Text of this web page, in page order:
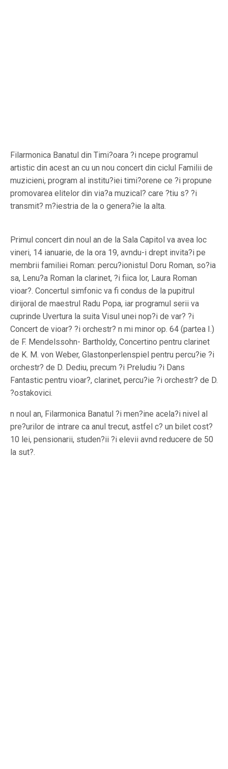
Filarmonica Banatul din Timi?oara ?i ncepe programul
artistic din acest an cu un nou concert din ciclul Familii de
muzicieni, program al institu?iei timi?orene ce ?i propune
promovarea elitelor din via?a muzical? care ?tiu s? ?i
transmit? m?iestria de la o genera?ie la alta.
Primul concert din noul an de la Sala Capitol va avea loc
vineri, 14 ianuarie, de la ora 19, avndu-i drept invita?i pe
membrii familiei Roman: percu?ionistul Doru Roman, so?ia
sa, Lenu?a Roman la clarinet, ?i fiica lor, Laura Roman
vioar?. Concertul simfonic va fi condus de la pupitrul
dirijoral de maestrul Radu Popa, iar programul serii va
cuprinde Uvertura la suita Visul unei nop?i de var? ?i
Concert de vioar? ?i orchestr? n mi minor op. 64 (partea I.)
de F. Mendelssohn- Bartholdy, Concertino pentru clarinet
de K. M. von Weber, Glastonperlenspiel pentru percu?ie ?i
orchestr? de D. Dediu, precum ?i Preludiu ?i Dans
Fantastic pentru vioar?, clarinet, percu?ie ?i orchestr? de D.
?ostakovici.
n noul an, Filarmonica Banatul ?i men?ine acela?i nivel al
pre?urilor de intrare ca anul trecut, astfel c? un bilet cost?
10 lei, pensionarii, studen?ii ?i elevii avnd reducere de 50
la sut?.